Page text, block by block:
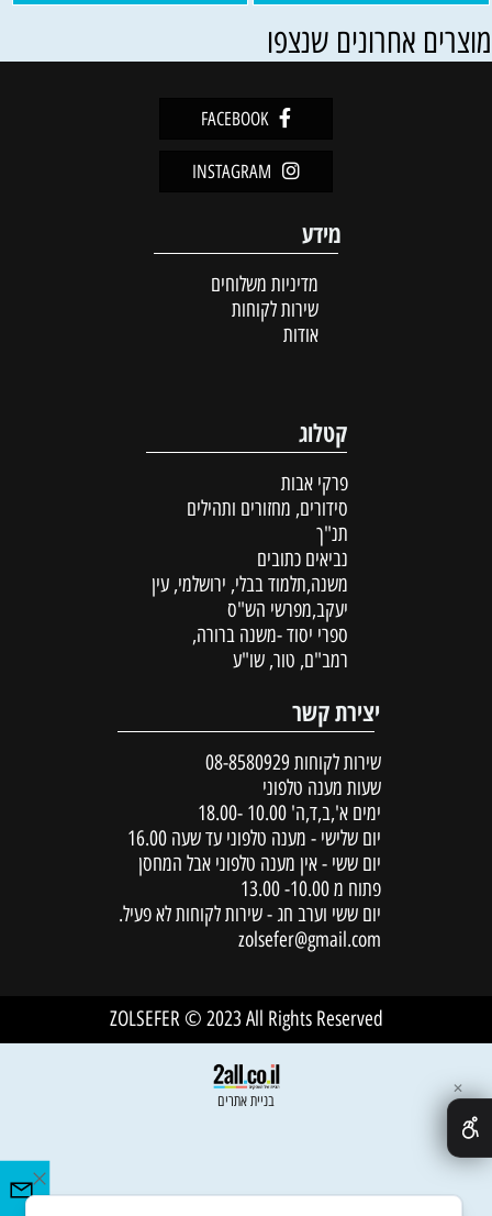
אחרונים שנצפו
FACEBOOK
INSTAGRAM
מידע
מדיניות משלוחים
שירות לקוחות
אודות
קטלוג
פרקי אבות
סידורים, מחזורים ותהילים
תנ"ך
נביאים כתובים
משנה,תלמוד בבלי, ירושלמי, עין
יעקב,מפרשי הש"ס
ספרי יסוד -משנה ברורה,
רמב"ם, טור, שו"ע
יצירת קשר
שירות לקוחות 08-8580929
שעות מענה טלפוני
ימים א',ב,ד,ה' 10.00 -18.00
יום שלישי - מענה טלפוני עד שעה 16.00
יום ששי - אין מענה טלפוני אבל המחסן
פתוח מ 10.00- 13.00
יום ששי וערב חג - שירות לקוחות לא פעיל.
zolsefer@gmail.com
ZOLSEFER © 2023 All Rights Reserved
בניית אתרים
✕